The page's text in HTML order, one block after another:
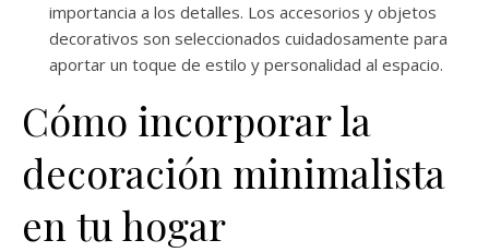
importancia a los detalles. Los accesorios y objetos
decorativos son seleccionados cuidadosamente para
aportar un toque de estilo y personalidad al espacio.
Cómo incorporar la
decoración minimalista
en tu hogar